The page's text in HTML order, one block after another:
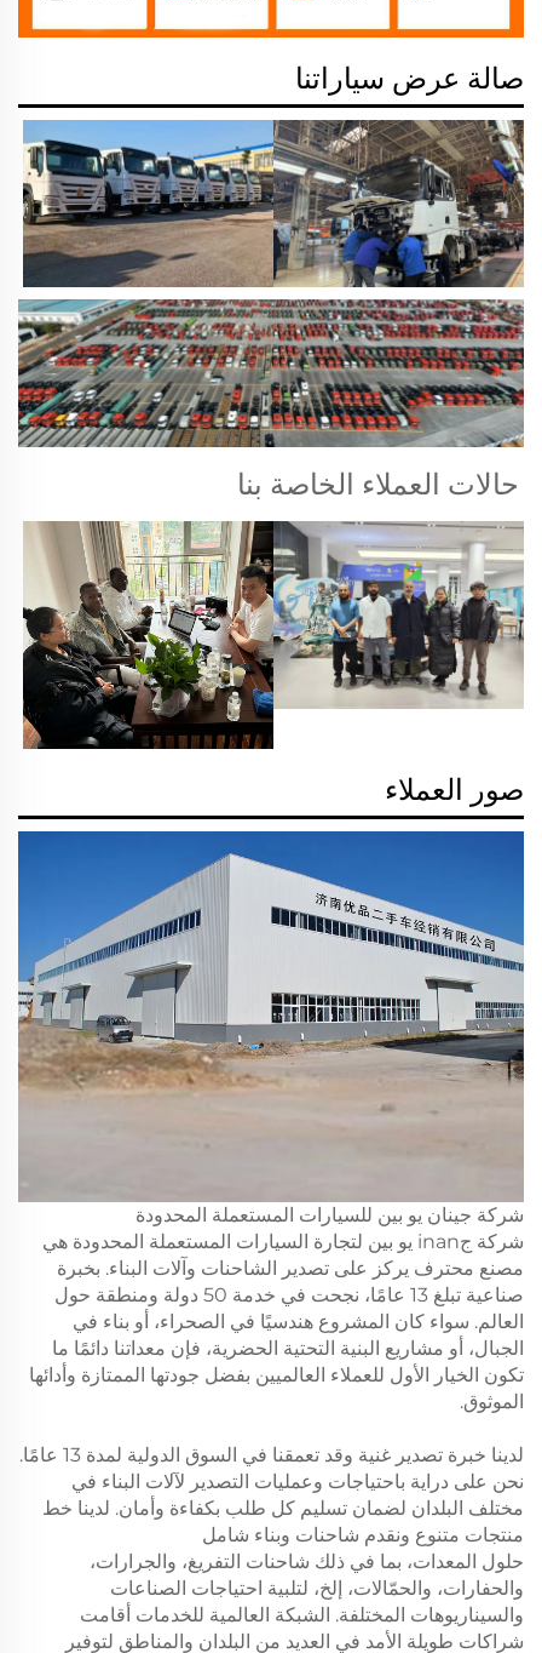
صالة عرض سياراتنا
حالات العملاء الخاصة بنا
صور العملاء
شركة جينان يو بين للسيارات المستعملة المحدودة
شركة جinan يو بين لتجارة السيارات المستعملة المحدودة هي
مصنع محترف يركز على تصدير الشاحنات وآلات البناء. بخبرة
صناعية تبلغ 13 عامًا، نجحت في خدمة 50 دولة ومنطقة حول
العالم. سواء كان المشروع هندسيًا في الصحراء، أو بناء في
الجبال، أو مشاريع البنية التحتية الحضرية، فإن معداتنا دائمًا ما
تكون الخيار الأول للعملاء العالميين بفضل جودتها الممتازة وأدائها
الموثوق.
لدينا خبرة تصدير غنية وقد تعمقنا في السوق الدولية لمدة 13 عامًا.
نحن على دراية باحتياجات وعمليات التصدير لآلات البناء في
مختلف البلدان لضمان تسليم كل طلب بكفاءة وأمان. لدينا خط
منتجات متنوع ونقدم شاحنات وبناء شامل
حلول المعدات، بما في ذلك شاحنات التفريغ، والجرارات،
والحفارات، والحمّالات، إلخ، لتلبية احتياجات الصناعات
والسيناريوهات المختلفة. الشبكة العالمية للخدمات أقامت
شراكات طويلة الأمد في العديد من البلدان والمناطق لتوفير